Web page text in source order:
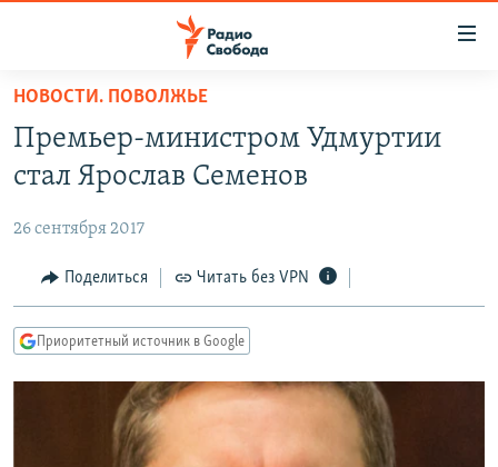
упрощенного
доступа
Вернуться
основному
Вернутся
главной
навигации
Вернутся
ПОДКАСТЫ
АВТОРСКИЕ ПРОЕКТЫ
ЦИТАТЫ СВОБОДЫ
МНЕНИЯ
IDEL.РЕАЛИИ
КАВКАЗ.РЕАЛИИ
СЕВЕР.РЕАЛИИ
НОВОСТИ. ПОВОЛЖЬЕ
Премьер-министром Удмуртии
стал Ярослав Семенов
26 сентября 2017
Поделиться Читать без VPN
Приоритетный источник в Google